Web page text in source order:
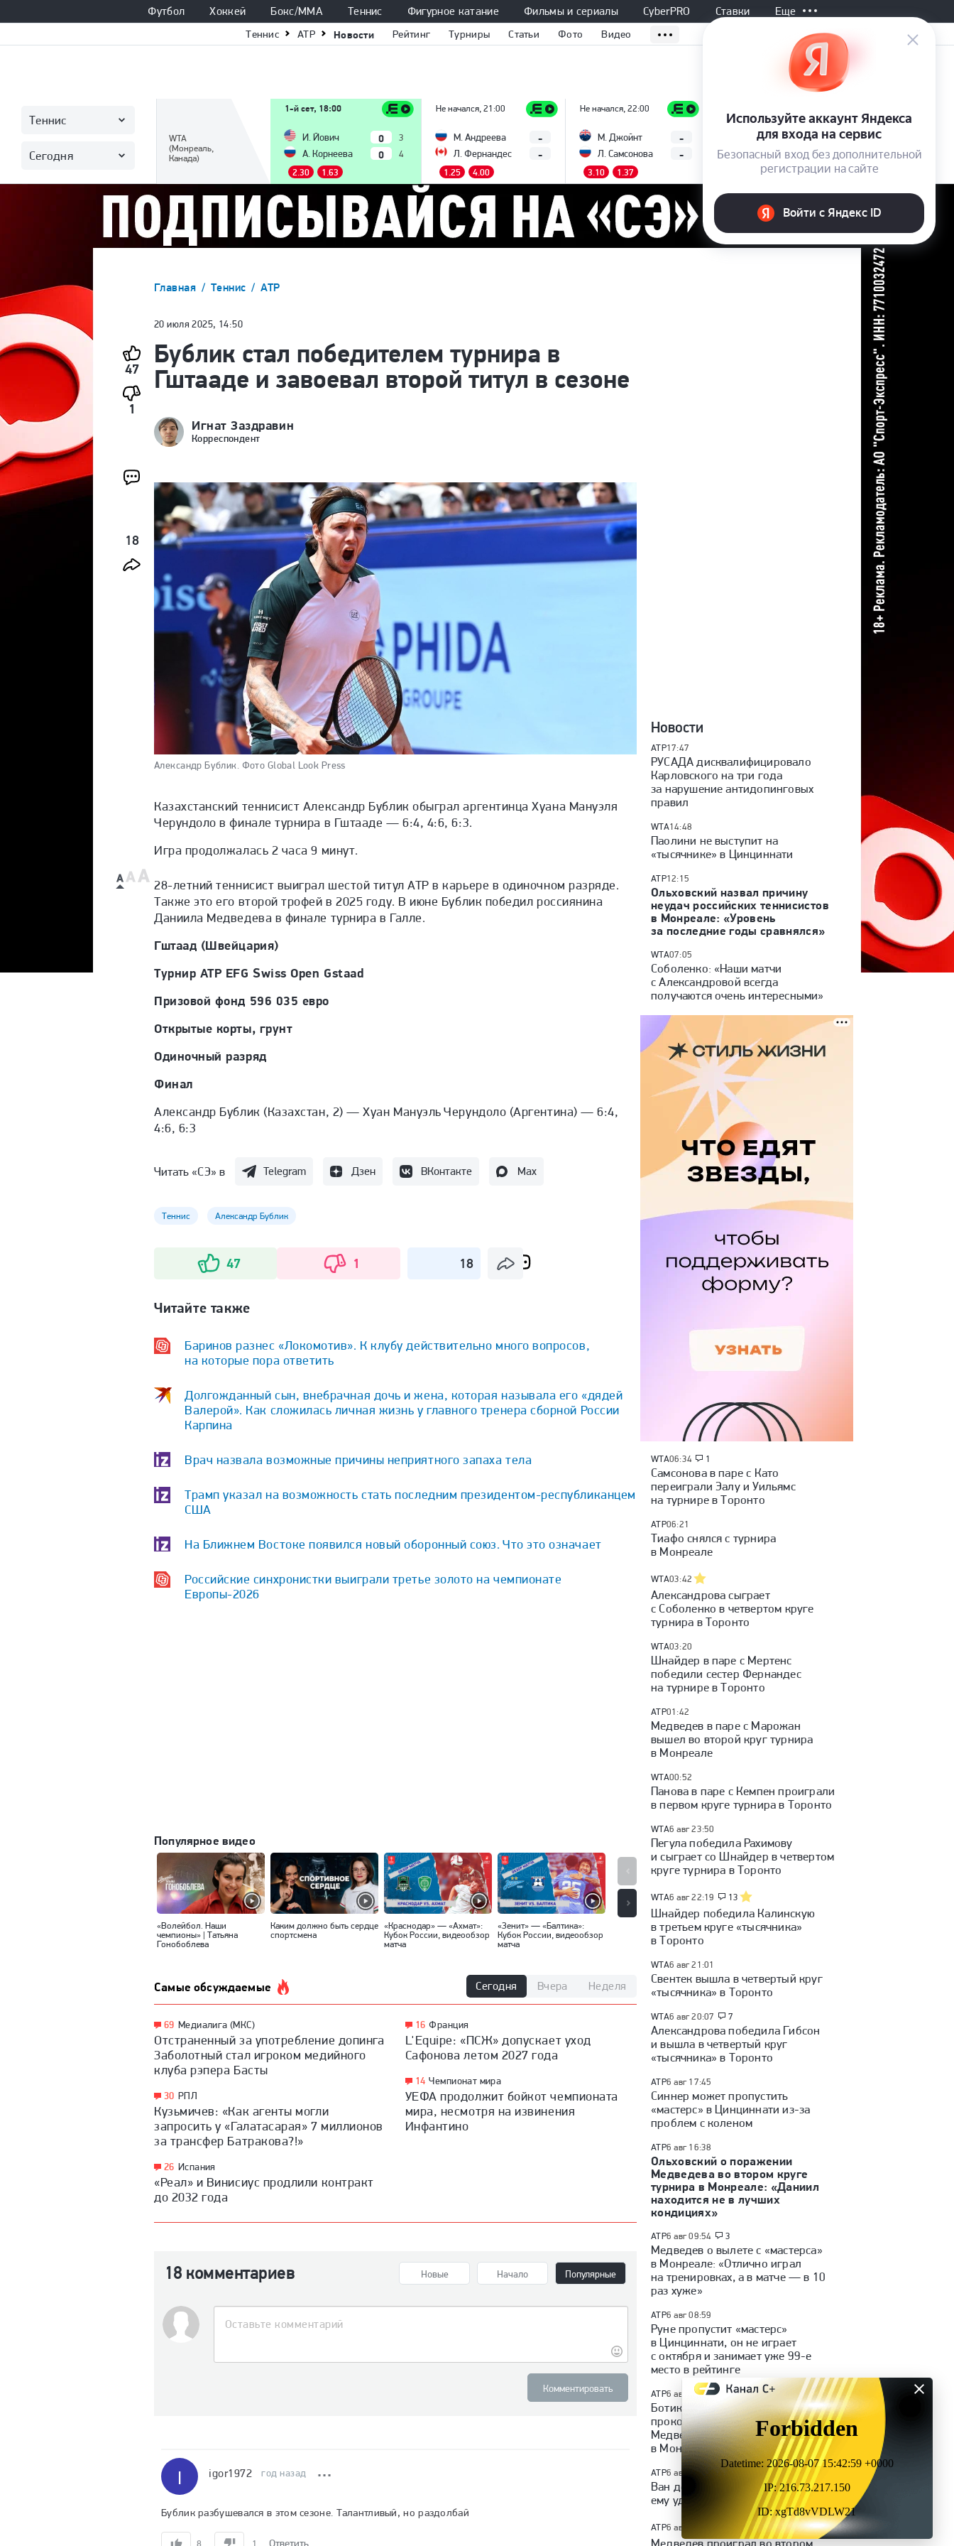
Футбол Хоккей Бокс/ММА Теннис Фигурное катание Фильмы и сериалы CyberPRO Ставки Еще
Теннис ATP Новости Рейтинг Турниры Статьи Фото Видео
Теннис
Сегодня
WTA
(Монреаль,
Канада)
1-й сет, 18:00
И. Йович
А. Корнеева
0 3
0
4
2.30
1.63
Не начался, 21:00
М. Андреева
Л. Фернандес
-
-
1.25 4.00
Не начался, 22:00
М. Джойнт
Л. Самсонова
-
-
3.10 1.37
(Торонто, Канада)
И. Легечка
А. Блокс
1.40
2.95
Все матчи
Главная Теннис ATP
47
1
18
20 июля 2025, 14:50
Бублик стал победителем турнира в
Гштааде и завоевал второй титул в сезоне
Игнат Заздравин
Корреспондент
Александр Бублик. Фото Global Look Press
Казахстанский теннисист Александр Бублик обыграл аргентинца Хуана Мануэля
Черундоло в финале турнира в Гштааде — 6:4, 4:6, 6:3.
Игра продолжалась 2 часа 9 минут.
28-летний теннисист выиграл шестой титул ATP в карьере в одиночном разряде.
Также это его второй трофей в 2025 году. В июне Бублик победил россиянина
Даниила Медведева в финале турнира в Галле.
Гштаад (Швейцария)
Турнир ATP EFG Swiss Open Gstaad
Призовой фонд 596 035 евро
Открытые корты, грунт
Одиночный разряд
Финал
Александр Бублик (Казахстан, 2) — Хуан Мануэль Черундоло (Аргентина) — 6:4,
4:6, 6:3
Читать «СЭ» в Telegram Дзен ВКонтакте Max
Теннис Александр Бублик
47 1 18
Читайте также
Баринов разнес «Локомотив». К клубу действительно много вопросов,
на которые пора ответить
Долгожданный сын, внебрачная дочь и жена, которая называла его «дядей
Валерой». Как сложилась личная жизнь у главного тренера сборной России
Карпина
Врач назвала возможные причины неприятного запаха тела
Трамп указал на возможность стать последним президентом-республиканцем
США
На Ближнем Востоке появился новый оборонный союз. Что это означает
Российские синхронистки выиграли третье золото на чемпионате
Европы-2026
Популярное видео
«Волейбол. Наши
чемпионы» | Татьяна
Гонобоблева
Каким должно быть сердце
спортсмена
«Краснодар» — «Ахмат»:
Кубок России, видеообзор
матча
«Зенит» — «Балтика»:
Кубок России, видеообзор
матча
«Спартак» — «Оренбург»:
Кубок России, видеообзор
«Факел» — «Динамо»
Самые обсуждаемые Сегодня Вчера Неделя
69 Медиалига (МКС)
Отстраненный за употребление допинга
Заболотный стал игроком медийного
клуба рэпера Басты
30 РПЛ
Кузьмичев: «Как агенты могли
запросить у «Галатасарая» 7 миллионов
за трансфер Батракова?!»
26 Испания
«Реал» и Винисиус продлили контракт
до 2032 года
16 Франция
L'Equipe: «ПСЖ» допускает уход
Сафонова летом 2027 года
14 Чемпионат мира
УЕФА продолжит бойкот чемпионата
мира, несмотря на извинения
Инфантино
18 комментариев Новые Начало Популярные
Комментировать
I igor1972 год назад
Бублик разбушевался в этом сезоне. Талантливый, но раздолбай
8 1 Ответить
Новости
ATP17:47
РУСАДА дисквалифицировало
Карловского на три года
за нарушение антидопинговых
правил
WTA14:48
Паолини не выступит на
«тысячнике» в Цинциннати
ATP12:15
Ольховский назвал причину
неудач российских теннисистов
в Монреале: «Уровень
за последние годы сравнялся»
WTA07:05
Соболенко: «Наши матчи
с Александровой всегда
получаются очень интересными»
WTA06:34 1
Самсонова в паре с Като
переиграли Эалу и Уильямс
на турнире в Торонто
ATP06:21
Тиафо снялся с турнира
в Монреале
WTA03:42
Александрова сыграет
с Соболенко в четвертом круге
турнира в Торонто
WTA03:20
Шнайдер в паре с Мертенс
победили сестер Фернандес
на турнире в Торонто
ATP01:42
Медведев в паре с Марожан
вышел во второй круг турнира
в Монреале
WTA00:52
Панова в паре с Кемпен проиграли
в первом круге турнира в Торонто
WTA6 авг 23:50
Пегула победила Рахимову
и сыграет со Шнайдер в четвертом
круге турнира в Торонто
WTA6 авг 22:19 13
Шнайдер победила Калинскую
в третьем круге «тысячника»
в Торонто
WTA6 авг 21:01
Свентек вышла в четвертый круг
«тысячника» в Торонто
WTA6 авг 20:07 7
Александрова победила Гибсон
и вышла в четвертый круг
«тысячника» в Торонто
ATP6 авг 17:45
Синнер может пропустить
«мастерс» в Цинциннати из-за
проблем с коленом
ATP6 авг 16:38
Ольховский о поражении
Медведева во втором круге
турнира в Монреале: «Даниил
находится не в лучших
кондициях»
ATP6 авг 09:54 3
Медведев о вылете с «мастерса»
в Монреале: «Отлично играл
на тренировках, а в матче — в 10
раз хуже»
ATP6 авг 08:59
Руне пропустит «мастерс»
в Цинциннати, он не играет
с октября и занимает уже 99-е
место в рейтинге
ATP6 авг 08:41
Ботик ван де Зандсхюлп
прокомментировал победу над
Медведевым на турнире
в Монреале
ATP6 авг 06:23
Ван де Зандсхюлп объяснил, как
ему удалось обыграть Медведева
ATP6 авг 03:50
Медведев проиграл во втором